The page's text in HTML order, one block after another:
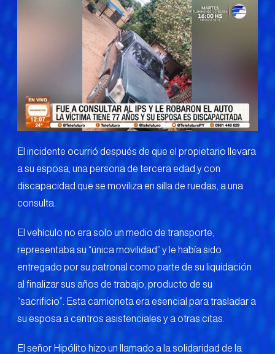
El incidente ocurrió después de que el propietario llevara
a su esposa, una persona de tercera edad y con
discapacidad que se moviliza en silla de ruedas, a una
consulta.
El vehículo no era solo un medio de transporte;
representaba su “única movilidad” y le había sido
entregado por su patronal como parte de su liquidación
al finalizar sus años de trabajo, producto de su
“sacrificio”. Esta camioneta era esencial para trasladar a
su esposa a centros asistenciales y a otras citas.
El señor Hipólito hizo un llamado a la solidaridad de la